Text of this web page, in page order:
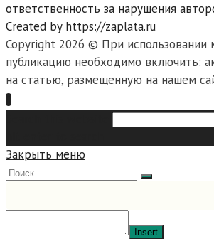
ответственность за нарушения
Created by https://zaplata.ru
Copyright 2026 © При использовании
публикацию необходимо включить:
на статью, размещенную на нашем
Закрыть меню
Insert